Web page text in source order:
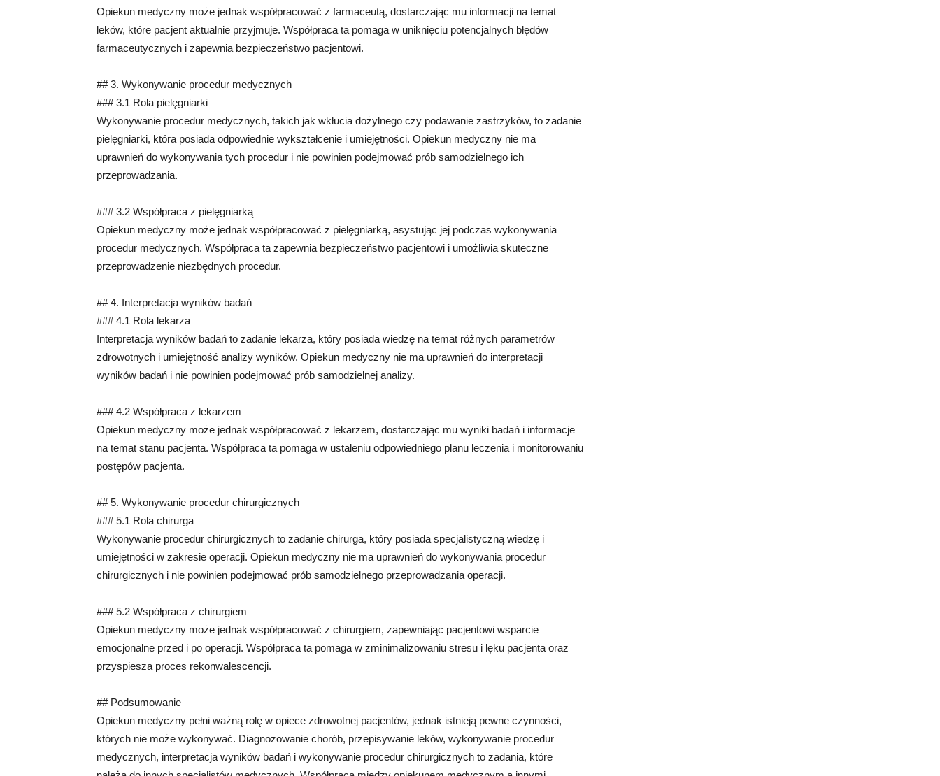
Opiekun medyczny może jednak współpracować z farmaceutą, dostarczając mu informacji na temat
leków, które pacjent aktualnie przyjmuje. Współpraca ta pomaga w uniknięciu potencjalnych błędów
farmaceutycznych i zapewnia bezpieczeństwo pacjentowi.
## 3. Wykonywanie procedur medycznych
### 3.1 Rola pielęgniarki
Wykonywanie procedur medycznych, takich jak wkłucia dożylnego czy podawanie zastrzyków, to zadanie
pielęgniarki, która posiada odpowiednie wykształcenie i umiejętności. Opiekun medyczny nie ma
uprawnień do wykonywania tych procedur i nie powinien podejmować prób samodzielnego ich
przeprowadzania.
### 3.2 Współpraca z pielęgniarką
Opiekun medyczny może jednak współpracować z pielęgniarką, asystując jej podczas wykonywania
procedur medycznych. Współpraca ta zapewnia bezpieczeństwo pacjentowi i umożliwia skuteczne
przeprowadzenie niezbędnych procedur.
## 4. Interpretacja wyników badań
### 4.1 Rola lekarza
Interpretacja wyników badań to zadanie lekarza, który posiada wiedzę na temat różnych parametrów
zdrowotnych i umiejętność analizy wyników. Opiekun medyczny nie ma uprawnień do interpretacji
wyników badań i nie powinien podejmować prób samodzielnej analizy.
### 4.2 Współpraca z lekarzem
Opiekun medyczny może jednak współpracować z lekarzem, dostarczając mu wyniki badań i informacje
na temat stanu pacjenta. Współpraca ta pomaga w ustaleniu odpowiedniego planu leczenia i monitorowaniu
postępów pacjenta.
## 5. Wykonywanie procedur chirurgicznych
### 5.1 Rola chirurga
Wykonywanie procedur chirurgicznych to zadanie chirurga, który posiada specjalistyczną wiedzę i
umiejętności w zakresie operacji. Opiekun medyczny nie ma uprawnień do wykonywania procedur
chirurgicznych i nie powinien podejmować prób samodzielnego przeprowadzania operacji.
### 5.2 Współpraca z chirurgiem
Opiekun medyczny może jednak współpracować z chirurgiem, zapewniając pacjentowi wsparcie
emocjonalne przed i po operacji. Współpraca ta pomaga w zminimalizowaniu stresu i lęku pacjenta oraz
przyspiesza proces rekonwalescencji.
## Podsumowanie
Opiekun medyczny pełni ważną rolę w opiece zdrowotnej pacjentów, jednak istnieją pewne czynności,
których nie może wykonywać. Diagnozowanie chorób, przepisywanie leków, wykonywanie procedur
medycznych, interpretacja wyników badań i wykonywanie procedur chirurgicznych to zadania, które